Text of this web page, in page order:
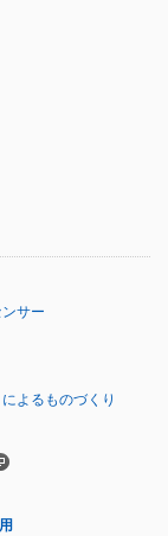
サー
よるものづくり